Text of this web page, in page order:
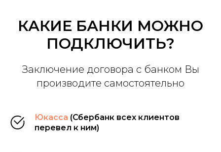
КАКИЕ БАНКИ МОЖНО
ПОДКЛЮЧИТЬ?
Заключение договора с банком Вы
производите самостоятельно
Юкасса (Сбербанк всех клиентов
перевел к ним)